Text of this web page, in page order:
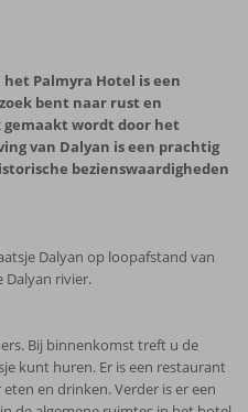
Palmyra Hotel is een
bent naar rust en
wordt door het
van Dalyan is een prachtig
bezienswaardigheden
Dalyan op loopafstand van
Dalyan rivier.
Bij binnenkomst treft u de
kunt huren. Er is een restaurant
en drinken. Verder is er een